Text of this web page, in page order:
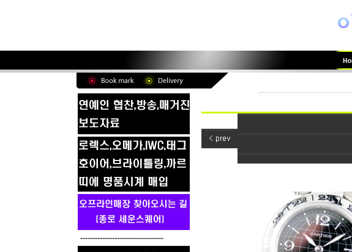
----------------------------------